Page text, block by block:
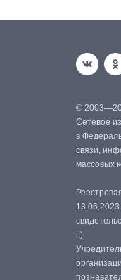
©
Сетевое
в
связи,
массовых
13.06.2023
г.)